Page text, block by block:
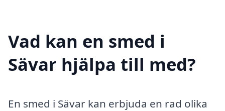
Vad kan en smed i
Sävar hjälpa till med?
En smed i Sävar kan erbjuda en rad olika